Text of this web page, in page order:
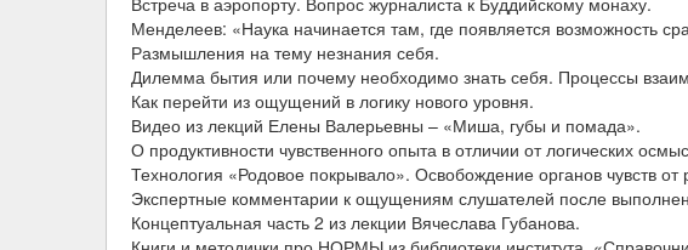
Менделеев: «Наука начинается там, где появляется возможность
Размышления на тему незнания себя.
Дилемма бытия или почему необходимо знать себя. Процессы
Как перейти из ощущений в логику нового уровня.
Видео из лекций Елены Валерьевны – «Миша, губы и помада».
О продуктивности чувственного опыта в отличии от логических
Технология «Родовое покрывало». Освобождение органов чувств
Экспертные комментарии к ощущениям слушателей после
Концептуальная часть 2 из лекции Вячеслава Губанова.